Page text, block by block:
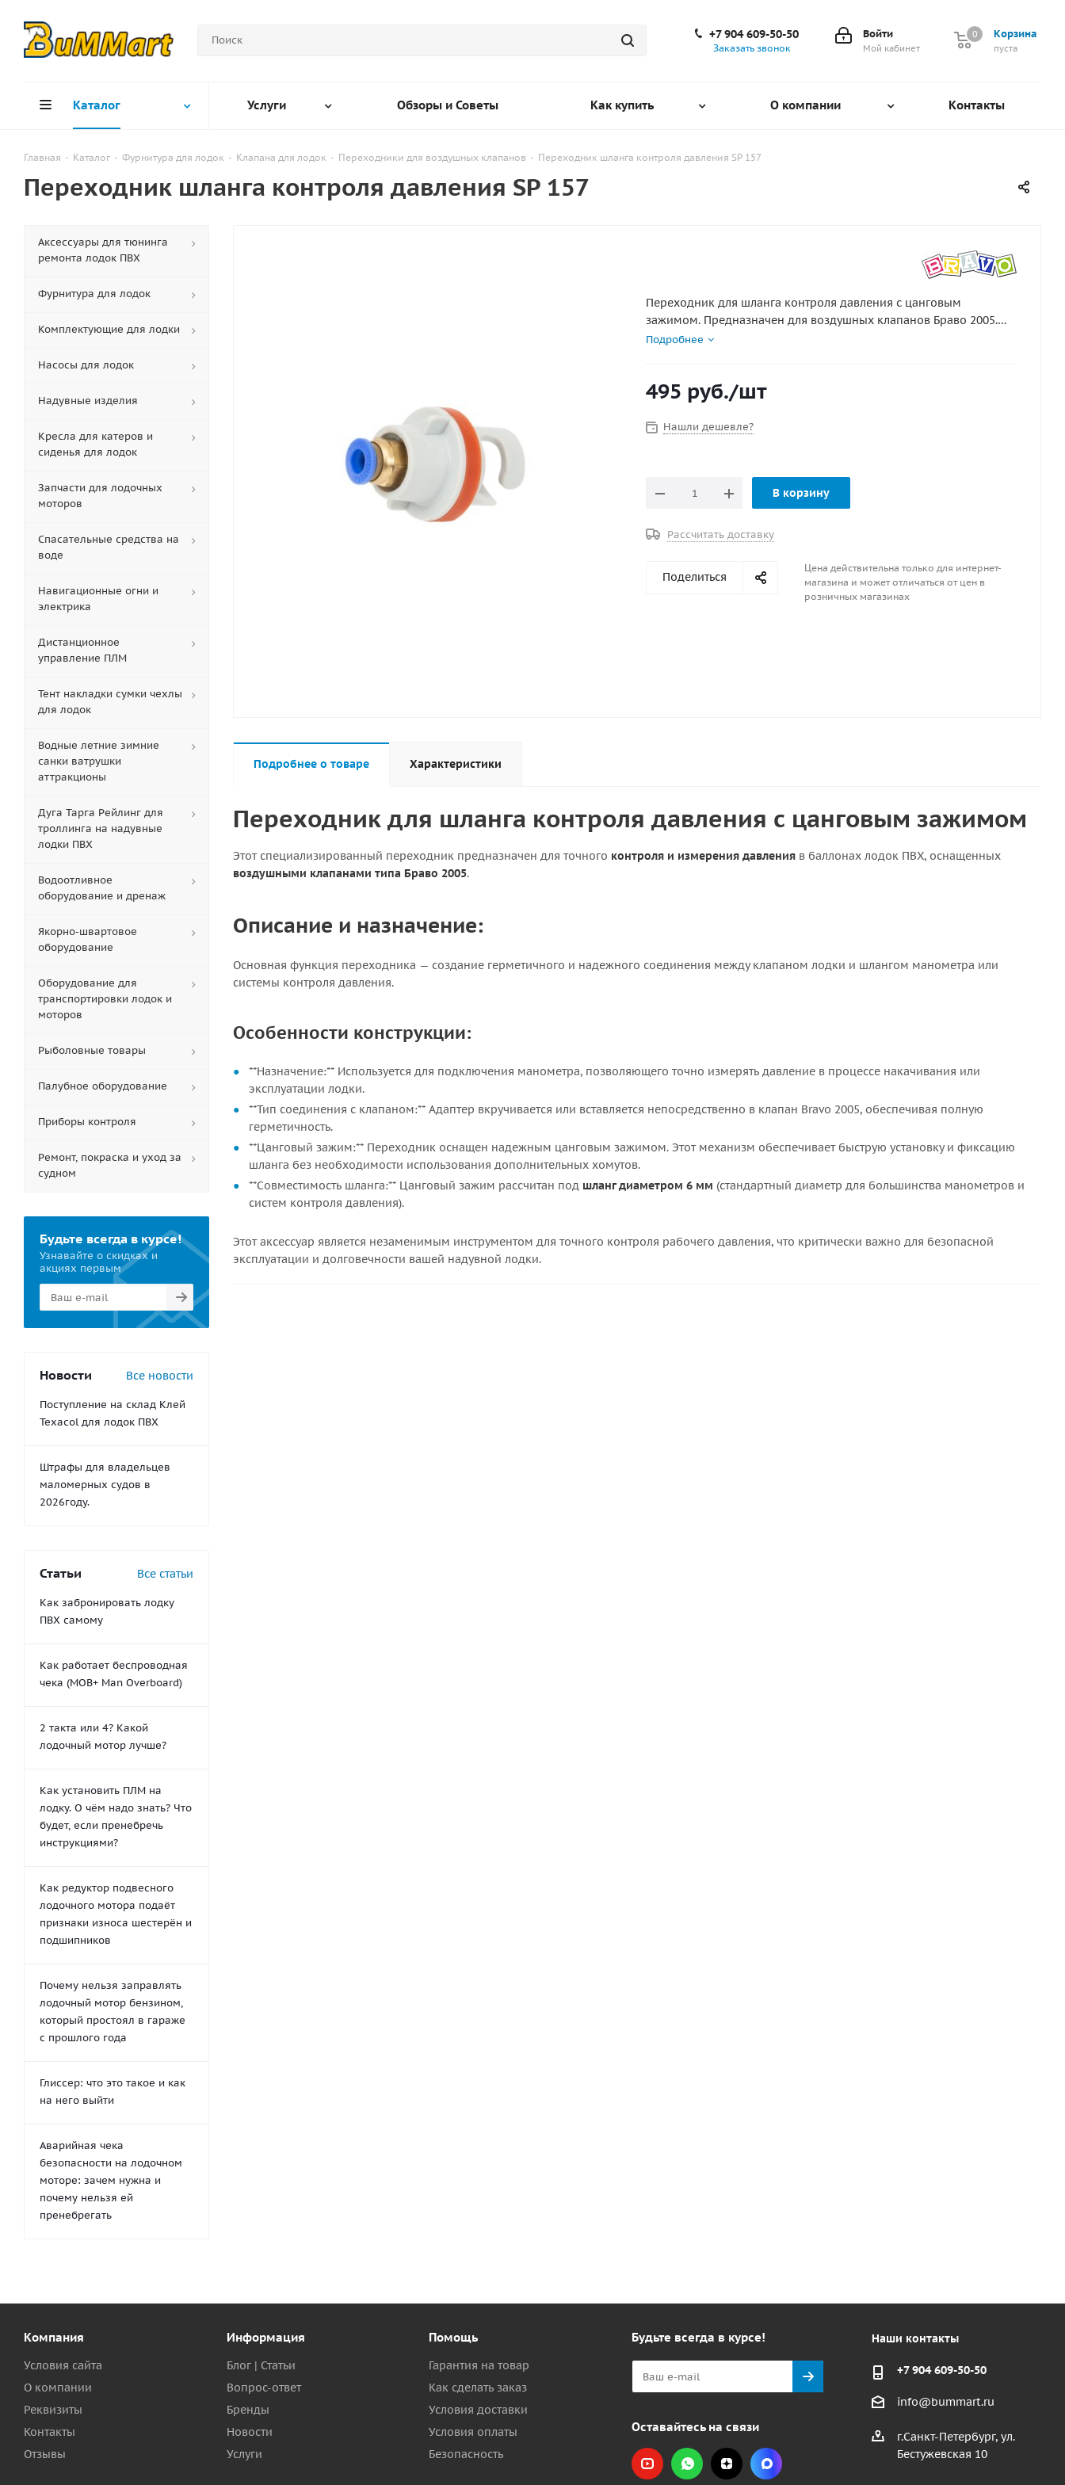
Корзина
0
пуста
0
Войти
Мой кабинет
+7 904 609-50-50
Заказать звонок
Каталог Услуги Обзоры и Советы Как купить О компании Контакты
Главная - Каталог - Фурнитура для лодок - Клапана для лодок - Переходники для воздушных клапанов - Переходник шланга контроля давления SP 157
Переходник шланга контроля давления SP 157
Переходник для шланга контроля давления с цанговым
зажимом. Предназначен для воздушных клапанов Браво 2005.
Цанговый зажим под шланг диаметром 6 мм.
Подробнее
495 руб./шт
Нашли дешевле?
В корзину
Рассчитать доставку
Поделиться
Цена действительна только для интернет-
магазина и может отличаться от цен в
розничных магазинах
Подробнее о товаре Характеристики
Переходник для шланга контроля давления с цанговым зажимом
Этот специализированный переходник предназначен для точного контроля и измерения давления в баллонах лодок ПВХ, оснащенных
воздушными клапанами типа Браво 2005.
Описание и назначение:
Основная функция переходника — создание герметичного и надежного соединения между клапаном лодки и шлангом манометра или
системы контроля давления.
Особенности конструкции:
**Назначение:** Используется для подключения манометра, позволяющего точно измерять давление в процессе накачивания или
эксплуатации лодки.
**Тип соединения с клапаном:** Адаптер вкручивается или вставляется непосредственно в клапан Bravo 2005, обеспечивая полную
герметичность.
**Цанговый зажим:** Переходник оснащен надежным цанговым зажимом. Этот механизм обеспечивает быструю установку и фиксацию
шланга без необходимости использования дополнительных хомутов.
**Совместимость шланга:** Цанговый зажим рассчитан под шланг диаметром 6 мм (стандартный диаметр для большинства манометров и
систем контроля давления).
Этот аксессуар является незаменимым инструментом для точного контроля рабочего давления, что критически важно для безопасной
эксплуатации и долговечности вашей надувной лодки.
Аксессуары для тюнинга
ремонта лодок ПВХ
Фурнитура для лодок
Комплектующие для лодки
Насосы для лодок
Надувные изделия
Кресла для катеров и
сиденья для лодок
Запчасти для лодочных
моторов
Спасательные средства на
воде
Навигационные огни и
электрика
Дистанционное
управление ПЛМ
Тент накладки сумки чехлы
для лодок
Водные летние зимние
санки ватрушки
аттракционы
Дуга Тарга Рейлинг для
троллинга на надувные
лодки ПВХ
Водоотливное
оборудование и дренаж
Якорно-швартовое
оборудование
Оборудование для
транспортировки лодок и
моторов
Рыболовные товары
Палубное оборудование
Приборы контроля
Ремонт, покраска и уход за
судном
Будьте всегда в курсе!
Узнавайте о скидках и
акциях первым
Новости Все новости
Поступление на склад Клей
Texacol для лодок ПВХ
Штрафы для владельцев
маломерных судов в
2026году.
Статьи Все статьи
Как забронировать лодку
ПВХ самому
Как работает беспроводная
чека (MOB+ Man Overboard)
2 такта или 4? Какой
лодочный мотор лучше?
Как установить ПЛМ на
лодку. О чём надо знать? Что
будет, если пренебречь
инструкциями?
Как редуктор подвесного
лодочного мотора подаёт
признаки износа шестерён и
подшипников
Почему нельзя заправлять
лодочный мотор бензином,
который простоял в гараже
с прошлого года
Глиссер: что это такое и как
на него выйти
Аварийная чека
безопасности на лодочном
моторе: зачем нужна и
почему нельзя ей
пренебрегать
Компания
Условия сайта
О компании
Реквизиты
Контакты
Отзывы
Информация
Блог | Статьи
Вопрос-ответ
Бренды
Новости
Услуги
Помощь
Гарантия на товар
Как сделать заказ
Условия доставки
Условия оплаты
Безопасность
Будьте всегда в курсе!
Оставайтесь на связи
Наши контакты
+7 904 609-50-50
info@bummart.ru
г.Санкт-Петербург, ул.
Бестужевская 10